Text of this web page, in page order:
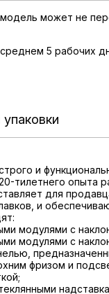
может не
5 рабочих
и
тилетнего
для
и
модулями с
модулями с
фризом и